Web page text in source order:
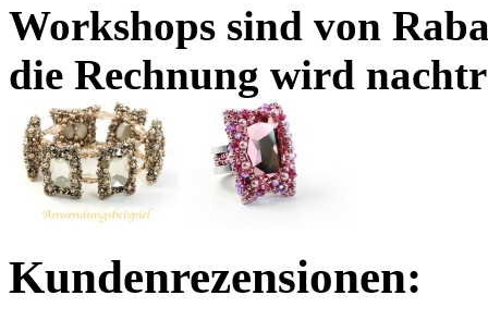
Workshops sind von
die Rechnung wird
Kundenrezensionen: